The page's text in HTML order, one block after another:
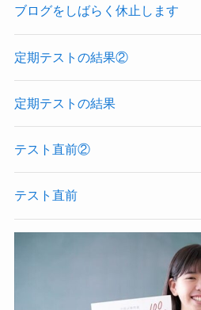
ブログをしばらく休止します
定期テストの結果②
定期テストの結果
テスト直前②
テスト直前